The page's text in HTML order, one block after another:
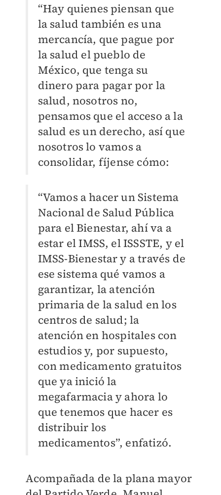
“Hay quienes piensan que
la salud también es una
mercancía, que pague por
la salud el pueblo de
México, que tenga su
dinero para pagar por la
salud, nosotros no,
pensamos que el acceso a la
salud es un derecho, así que
nosotros lo vamos a
consolidar, fíjense cómo:
“Vamos a hacer un Sistema
Nacional de Salud Pública
para el Bienestar, ahí va a
estar el IMSS, el ISSSTE, y el
IMSS-Bienestar y a través de
ese sistema qué vamos a
garantizar, la atención
primaria de la salud en los
centros de salud; la
atención en hospitales con
estudios y, por supuesto,
con medicamento gratuitos
que ya inició la
megafarmacia y ahora lo
que tenemos que hacer es
distribuir los
medicamentos”, enfatizó.
Acompañada de la plana mayor